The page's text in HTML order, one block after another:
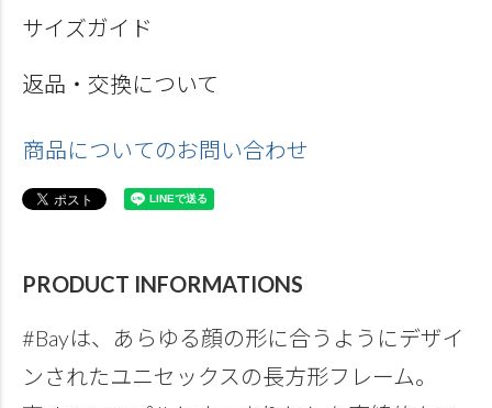
サイズガイド
返品・交換について
商品についてのお問い合わせ
PRODUCT INFORMATIONS
#Bayは、あらゆる顔の形に合うようにデザイ
ンされたユニセックスの長方形フレーム。